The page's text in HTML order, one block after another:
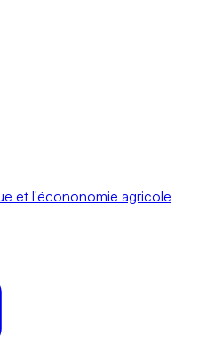
et l'écononomie agricole